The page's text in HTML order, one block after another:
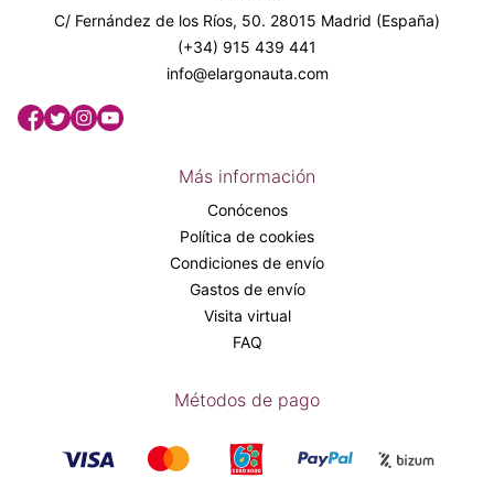
C/ Fernández de los Ríos, 50. 28015 Madrid (España)
(+34) 915 439 441
info@elargonauta.com
Más información
Conócenos
Política de cookies
Condiciones de envío
Gastos de envío
Visita virtual
FAQ
Métodos de pago